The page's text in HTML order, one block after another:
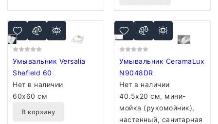
Умывальник Versalia
Shefield 60
Нет в наличии
60x60 см
В корзину
Умывальник CeramaLux
N9048DR
Нет в наличии
40.5x20 см, мини-
мойка (рукомойник),
настенный, санитарная